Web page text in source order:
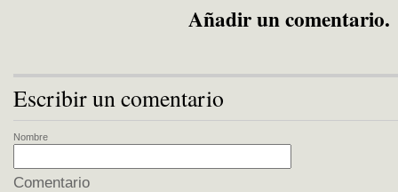
Añadir un comentario.
Escribir un comentario
Nombre
Comentario